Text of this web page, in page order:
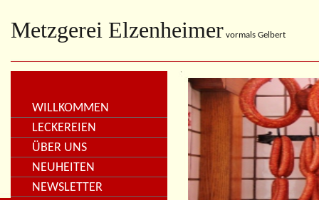
Metzgerei Elzenheimer vormals Gelbert
WILLKOMMEN
LECKEREIEN
ÜBER UNS
NEUHEITEN
NEWSLETTER